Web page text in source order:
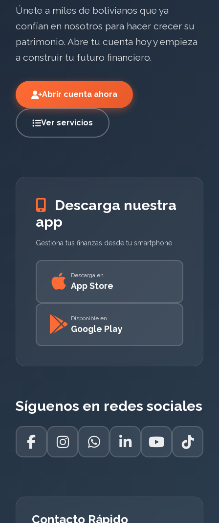
Únete a miles de bolivianos que ya
confían en nosotros para hacer crecer su
patrimonio. Abre tu cuenta hoy y empieza
a construir tu futuro financiero.
Abrir cuenta ahora
Ver servicios
Descarga nuestra
app
Gestiona tus finanzas desde tu smartphone
Descarga en
App Store
Disponible en
Google Play
Síguenos en redes sociales
Contacto Rápido